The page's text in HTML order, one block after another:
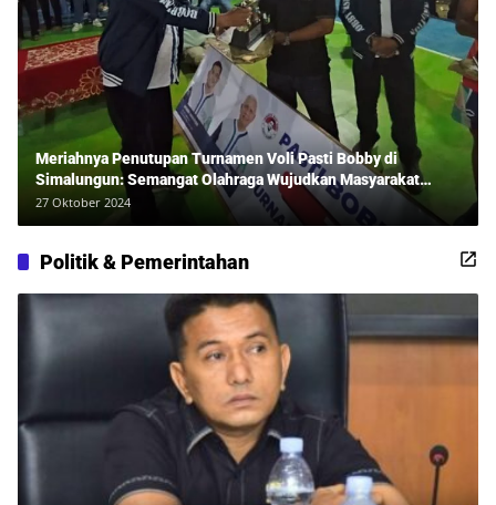
Meriahnya Penutupan Turnamen Voli Pasti Bobby di
Simalungun: Semangat Olahraga Wujudkan Masyarakat
Sehat Bersama Erwan Rozadi dan Ribuan Penonton!
27 Oktober 2024
Politik & Pemerintahan